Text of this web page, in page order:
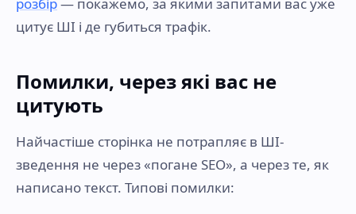
розбір— покажемо, за якими запитами вас уже
цитує ШІ і де губиться трафік.
Помилки, через які вас не
цитують
Найчастіше сторінка не потрапляє в ШІ-
зведення не через «погане SEO», а через те, як
написано текст. Типові помилки: